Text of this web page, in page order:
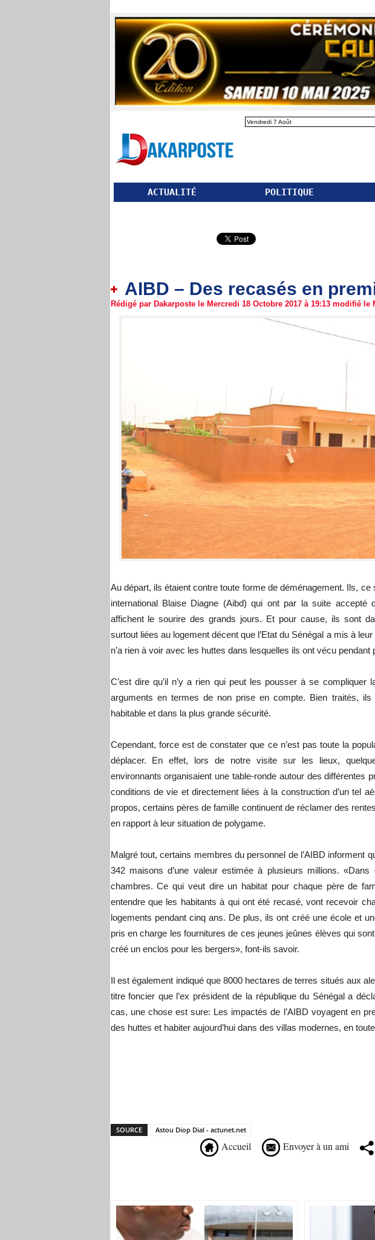
Vendredi 7 Août
ACTUALITÉ POLITIQUE
AIBD – Des recasés en
Rédigé par Dakarposte le Mercredi 18 Octobre 2017 à 19:13 modifié le
Au départ, ils étaient contre toute forme de déménagement. Ils, ce
international Blaise Diagne (Aibd) qui ont par la suite accepté
affichent le sourire des grands jours. Et pour cause, ils sont
surtout liées au logement décent que l’Etat du Sénégal a mis à
n’a rien à voir avec les huttes dans lesquelles ils ont vécu pendant
C’est dire qu’il n’y a rien qui peut les pousser à se compliquer
arguments en termes de non prise en compte. Bien traités,
habitable et dans la plus grande sécurité.
Cependant, force est de constater que ce n’est pas toute la
déplacer. En effet, lors de notre visite sur les lieux,
environnants organisaient une table-ronde autour des différentes
conditions de vie et directement liées à la construction d’un tel
propos, certains pères de famille continuent de réclamer des
en rapport à leur situation de polygame.
Malgré tout, certains membres du personnel de l’AIBD informent
342 maisons d’une valeur estimée à plusieurs millions.
chambres. Ce qui veut dire un habitat pour chaque père de
entendre que les habitants à qui ont été recasé, vont recevoir
logements pendant cinq ans. De plus, ils ont créé une école et
pris en charge les fournitures de ces jeunes jeûnes élèves qui
créé un enclos pour les bergers», font-ils savoir.
Il est également indiqué que 8000 hectares de terres situés aux
titre foncier que l’ex président de la république du Sénégal a
cas, une chose est sure: Les impactés de l’AIBD voyagent en
des huttes et habiter aujourd’hui dans des villas modernes, en
SOURCE Astou Diop Dial - actunet.net
Accueil Envoyer à un ami